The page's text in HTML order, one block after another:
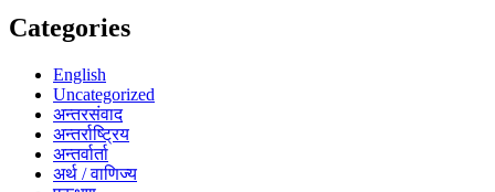
Categories
English
Uncategorized
अन्तरसंवाद
अन्तर्राष्ट्रिय
अन्तर्वार्ता
अर्थ / वाणिज्य